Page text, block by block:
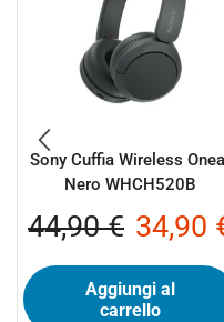
Sony Cuffia Wireless
Nero WHCH520B
44,90€ 34,90
Aggiungi al
carrello